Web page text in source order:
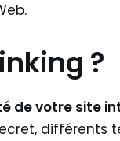
?
de votre site
différents